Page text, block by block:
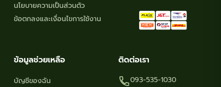
นโยบายความเป็นส่วนตัว
ข้อตกลงและเงื่อนไขการใช้งาน
ข้อมูลช่วยเหลือ
บัญชีของฉัน
ติดต่อเรา
093-535-1030